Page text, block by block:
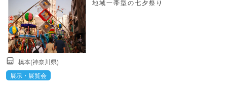
地域一帯型の七夕祭り
橋本(神奈川県)
展示・展覧会